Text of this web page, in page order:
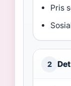
Pris
2